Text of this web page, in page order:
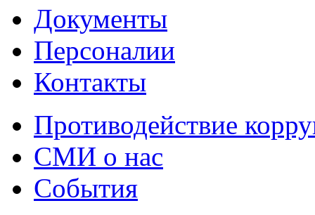
Документы
Персоналии
Контакты
Противодействие
СМИ о нас
События